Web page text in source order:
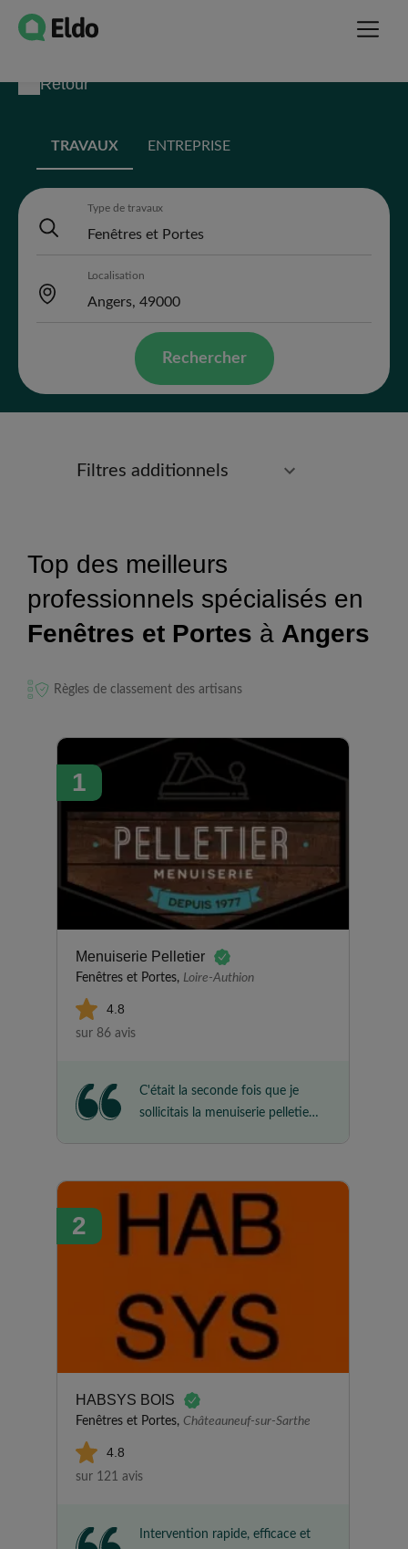
Retour
TRAVAUX ENTREPRISE
Type de travaux
Localisation
Rechercher
Filtres additionnels
Top des meilleurs
professionnels spécialisés en
Fenêtres et Portes à Angers
Règles de classement des artisans
1
Menuiserie Pelletier
Fenêtres et Portes, Loire-Authion
4.8
sur 86 avis
C'était la seconde fois que je
sollicitais la menuiserie pelletier
tout s'est très bien passé, dans
les délais, même un peu en
avance. Merci à toute l'équipe.
2
HABSYS BOIS
Fenêtres et Portes, Châteauneuf-sur-Sarthe
4.8
sur 121 avis
Intervention rapide, efficace et